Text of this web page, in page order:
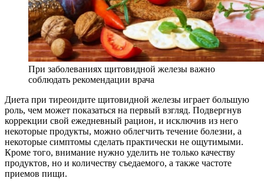
При заболеваниях щитовидной железы важно
соблюдать рекомендации врача
Диета при тиреоидите щитовидной железы играет большую
роль, чем может показаться на первый взгляд. Подвергнув
коррекции свой ежедневный рацион, и исключив из него
некоторые продукты, можно облегчить течение болезни, а
некоторые симптомы сделать практически не ощутимыми.
Кроме того, внимание нужно уделить не только качеству
продуктов, но и количеству съедаемого, а также частоте
приемов пищи.